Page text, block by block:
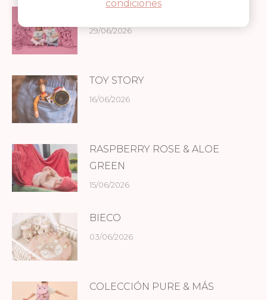
29/06/2026
TOY STORY
16/06/2026
RASPBERRY ROSE & ALOE
GREEN
15/06/2026
BIECO
03/06/2026
COLECCIÓN PURE & MÁS
condiciones